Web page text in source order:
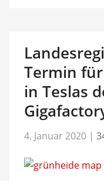
Termin
in Teslas
4. Januar 2020 |